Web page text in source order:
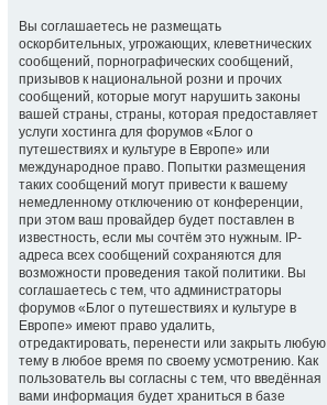
Вы соглашаетесь не размещать
оскорбительных, угрожающих, клеветнических
сообщений, порнографических сообщений,
призывов к национальной розни и прочих
сообщений, которые могут нарушить законы
вашей страны, страны, которая предоставляет
услуги хостинга для форумов «Блог о
путешествиях и культуре в Европе» или
международное право. Попытки размещения
таких сообщений могут привести к вашему
немедленному отключению от конференции,
при этом ваш провайдер будет поставлен в
известность, если мы сочтём это нужным. IP-
адреса всех сообщений сохраняются для
возможности проведения такой политики. Вы
соглашаетесь с тем, что администраторы
форумов «Блог о путешествиях и культуре в
Европе» имеют право удалить,
отредактировать, перенести или закрыть любую
тему в любое время по своему усмотрению. Как
пользователь вы согласны с тем, что введённая
вами информация будет храниться в базе